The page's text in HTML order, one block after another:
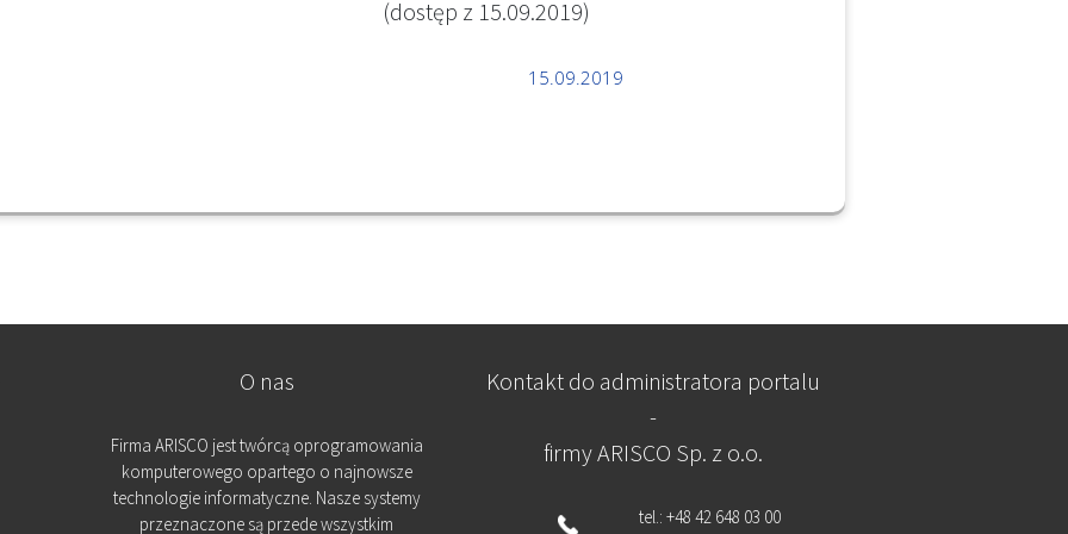
z 15.09.2019)
15.09.2019
O nas
Firma ARISCO jest twórcą oprogramowania
komputerowego opartego o najnowsze
technologie informatyczne. Nasze systemy
przeznaczone są przede wszystkim
Kontakt do administratora portalu
-
firmy ARISCO Sp. z o.o.
tel.: +48 42 648 03 00